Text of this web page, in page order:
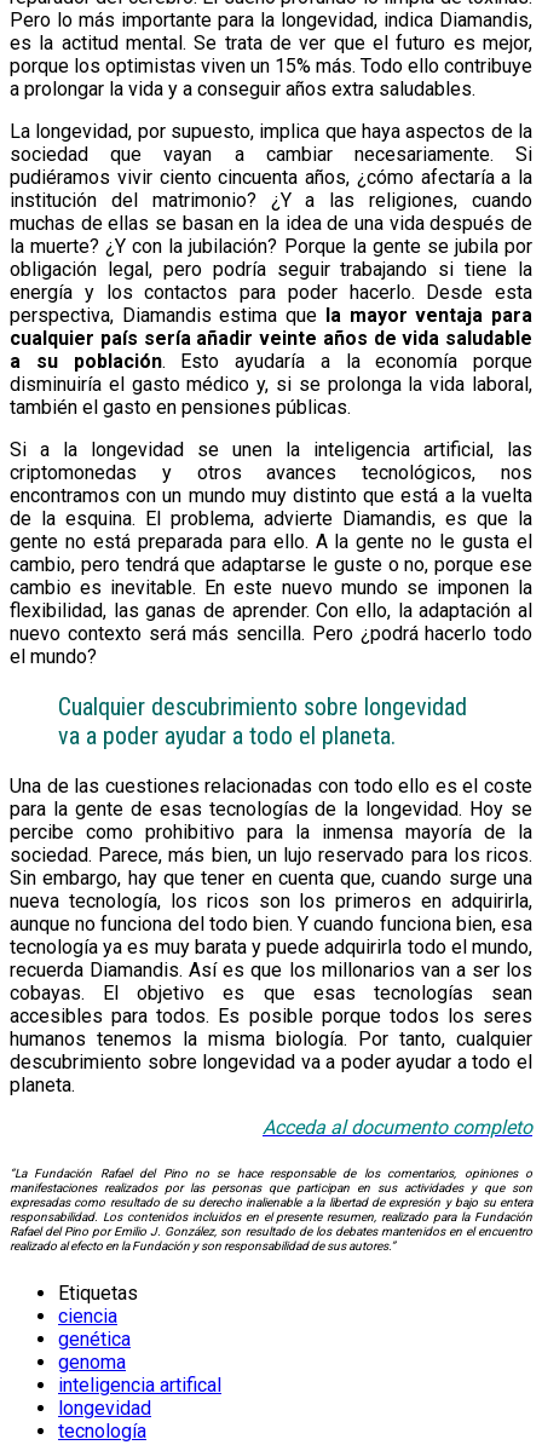
Pero lo más importante para la longevidad, indica Diamandis,
es la actitud mental. Se trata de ver que el futuro es mejor,
porque los optimistas viven un 15% más. Todo ello contribuye
a prolongar la vida y a conseguir años extra saludables.
La longevidad, por supuesto, implica que haya aspectos de la
sociedad que vayan a cambiar necesariamente. Si
pudiéramos vivir ciento cincuenta años, ¿cómo afectaría a la
institución del matrimonio? ¿Y a las religiones, cuando
muchas de ellas se basan en la idea de una vida después de
la muerte? ¿Y con la jubilación? Porque la gente se jubila por
obligación legal, pero podría seguir trabajando si tiene la
energía y los contactos para poder hacerlo. Desde esta
perspectiva, Diamandis estima que la mayor ventaja para
cualquier país sería añadir veinte años de vida saludable
a su población. Esto ayudaría a la economía porque
disminuiría el gasto médico y, si se prolonga la vida laboral,
también el gasto en pensiones públicas.
Si a la longevidad se unen la inteligencia artificial, las
criptomonedas y otros avances tecnológicos, nos
encontramos con un mundo muy distinto que está a la vuelta
de la esquina. El problema, advierte Diamandis, es que la
gente no está preparada para ello. A la gente no le gusta el
cambio, pero tendrá que adaptarse le guste o no, porque ese
cambio es inevitable. En este nuevo mundo se imponen la
flexibilidad, las ganas de aprender. Con ello, la adaptación al
nuevo contexto será más sencilla. Pero ¿podrá hacerlo todo
el mundo?
Cualquier descubrimiento sobre longevidad
va a poder ayudar a todo el planeta.
Una de las cuestiones relacionadas con todo ello es el coste
para la gente de esas tecnologías de la longevidad. Hoy se
percibe como prohibitivo para la inmensa mayoría de la
sociedad. Parece, más bien, un lujo reservado para los ricos.
Sin embargo, hay que tener en cuenta que, cuando surge una
nueva tecnología, los ricos son los primeros en adquirirla,
aunque no funciona del todo bien. Y cuando funciona bien, esa
tecnología ya es muy barata y puede adquirirla todo el mundo,
recuerda Diamandis. Así es que los millonarios van a ser los
cobayas. El objetivo es que esas tecnologías sean
accesibles para todos. Es posible porque todos los seres
humanos tenemos la misma biología. Por tanto, cualquier
descubrimiento sobre longevidad va a poder ayudar a todo el
planeta.
Acceda al documento completo
“La Fundación Rafael del Pino no se hace responsable de los comentarios, opiniones o
manifestaciones realizados por las personas que participan en sus actividades y que son
expresadas como resultado de su derecho inalienable a la libertad de expresión y bajo su entera
responsabilidad. Los contenidos incluidos en el presente resumen, realizado para la Fundación
Rafael del Pino por Emilio J. González, son resultado de los debates mantenidos en el encuentro
realizado al efecto en la Fundación y son responsabilidad de sus autores.”
Etiquetas
ciencia
genética
genoma
inteligencia artifical
longevidad
tecnología